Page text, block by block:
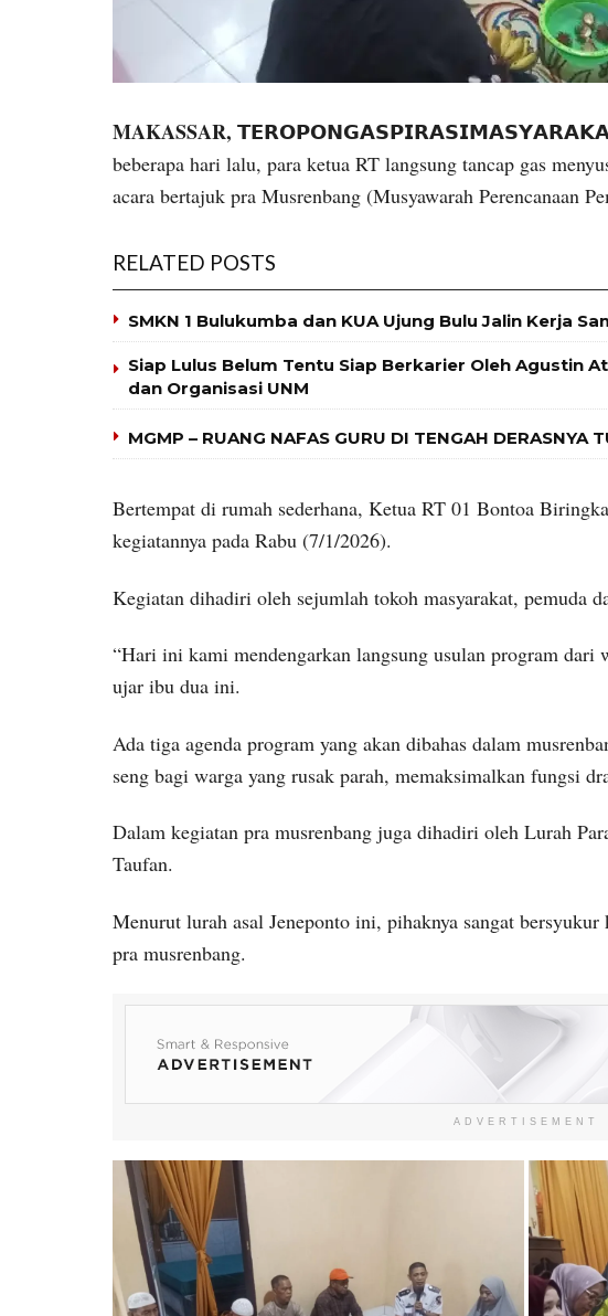
MAKASSAR,
beberapa hari lalu, para ketua RT langsung tancap gas
acara bertajuk pra Musrenbang (Musyawarah Perencanaan
RELATED POSTS
SMKN 1 Bulukumba dan KUA Ujung Bulu Jalin Kerja
Siap Lulus Belum Tentu Siap Berkarier Oleh Agustin
dan Organisasi UNM
MGMP – RUANG NAFAS GURU DI TENGAH DERASNYA
Bertempat di rumah sederhana, Ketua RT 01 Bontoa
kegiatannya pada Rabu (7/1/2026).
Kegiatan dihadiri oleh sejumlah tokoh masyarakat, pemuda
“Hari ini kami mendengarkan langsung usulan program dari
ujar ibu dua ini.
Ada tiga agenda program yang akan dibahas dalam
seng bagi warga yang rusak parah, memaksimalkan fungsi
Dalam kegiatan pra musrenbang juga dihadiri oleh Lurah
Taufan.
Menurut lurah asal Jeneponto ini, pihaknya sangat bersyukur
pra musrenbang.
ADVERTISEMENT